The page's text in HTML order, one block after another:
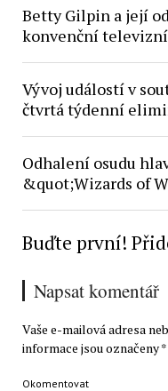
Betty Gilpin a její
konvenční
Vývoj událostí v
čtvrtá týdenní
Odhalení osudu
&quot;Wizards of
Buďte první!
Napsat komentář
Vaše e-mailová adresa
informace jsou označeny*
Okomentovat